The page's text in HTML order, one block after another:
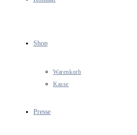
Shop
Warenkorb
Kasse
Presse